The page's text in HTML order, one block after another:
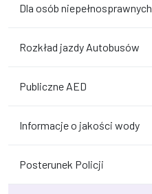
Dla osób niepełnosprawnych
Rozkład jazdy Autobusów
Publiczne AED
Informacje o jakości wody
Posterunek Policji